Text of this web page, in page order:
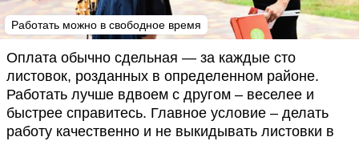
Работать можно в свободное время
Оплата обычно сдельная — за каждые сто
листовок, розданных в определенном районе.
Работать лучше вдвоем с другом – веселее и
быстрее справитесь. Главное условие – делать
работу качественно и не выкидывать листовки в